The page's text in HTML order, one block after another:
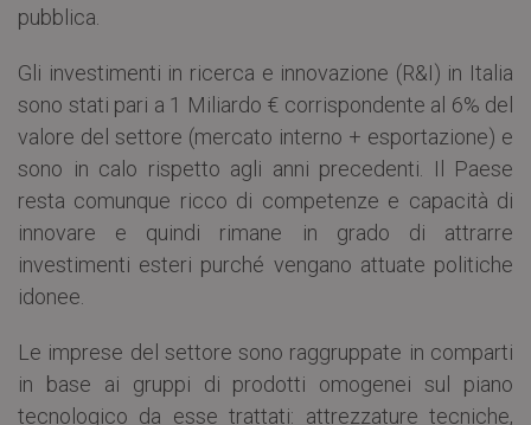
pubblica.
Gli investimenti in ricerca e innovazione (R&I) in Italia
sono stati pari a 1 Miliardo € corrispondente al 6% del
valore del settore (mercato interno + esportazione) e
sono in calo rispetto agli anni precedenti. Il Paese
resta comunque ricco di competenze e capacità di
innovare e quindi rimane in grado di attrarre
investimenti esteri purché vengano attuate politiche
idonee.
Le imprese del settore sono raggruppate in comparti
in base ai gruppi di prodotti omogenei sul piano
tecnologico da esse trattati: attrezzature tecniche,